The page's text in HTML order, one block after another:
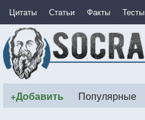
Цитаты Статьи Факты Тесты
+Добавить Популярные